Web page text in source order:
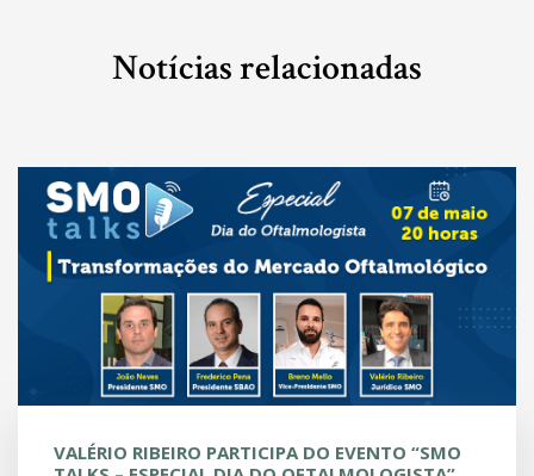
Notícias relacionadas
VALÉRIO RIBEIRO PARTICIPA DO EVENTO “SMO